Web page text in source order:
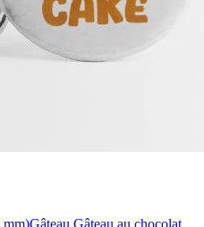
mm)Gâteau Gâteau au chocolat